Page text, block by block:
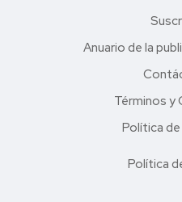
Anuario de la
Términos y
Política
Política